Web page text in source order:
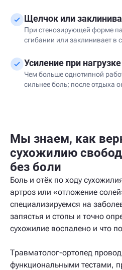
Щелчок или
При стенозирующей форме
сгибании или заклинивает в
Усиление при нагрузке
Чем больше однотипной
сильнее боль; после отдыха
Мы знаем, как
сухожилию
без боли
Боль и отёк по ходу
артроз или «отложение
специализируемся на
запястья и стопы и точно
сухожилие воспалено и что
Травматолог-ортопед
функциональными тестами,